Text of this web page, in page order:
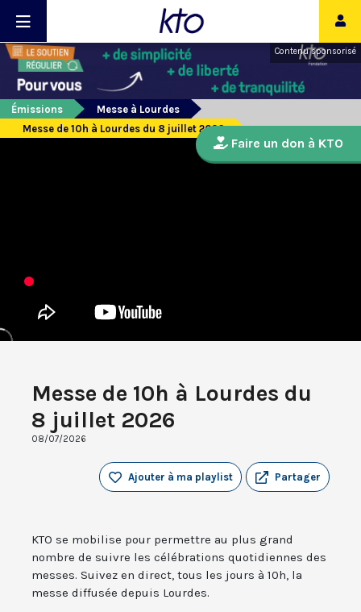
Contenu sponsorisé
Émissions
Messe à Lourdes
Messe de 10h à Lourdes du 8 juillet 2026
Messe de 10h à Lourdes du
8 juillet 2026
08/07/2026
Partager
Ajouter à ma playlist
KTO se mobilise pour permettre au plus grand
nombre de suivre les célébrations quotidiennes des
messes. Suivez en direct, tous les jours à 10h, la
messe diffusée depuis Lourdes.
Faire un don à KTO